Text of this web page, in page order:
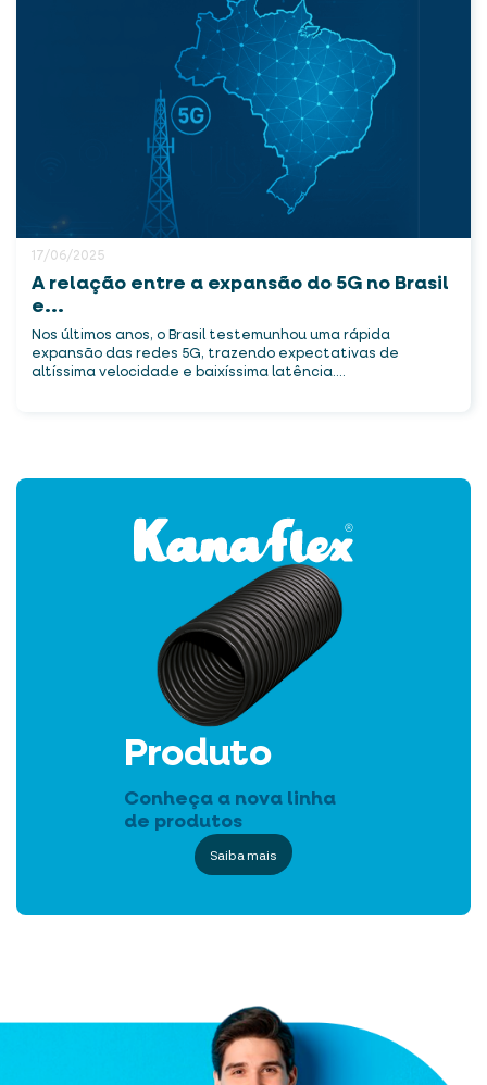
17/06/2025
A relação entre a expansão do 5G no Brasil
e...
Nos últimos anos, o Brasil testemunhou uma rápida
expansão das redes 5G, trazendo expectativas de
altíssima velocidade e baixíssima latência....
Produto
Conheça a nova linha
de produtos
Saiba mais